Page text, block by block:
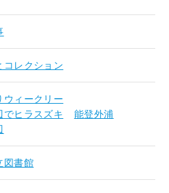
コレクション
ウィークリー
でヒラスズキ
能登外浦
図書館